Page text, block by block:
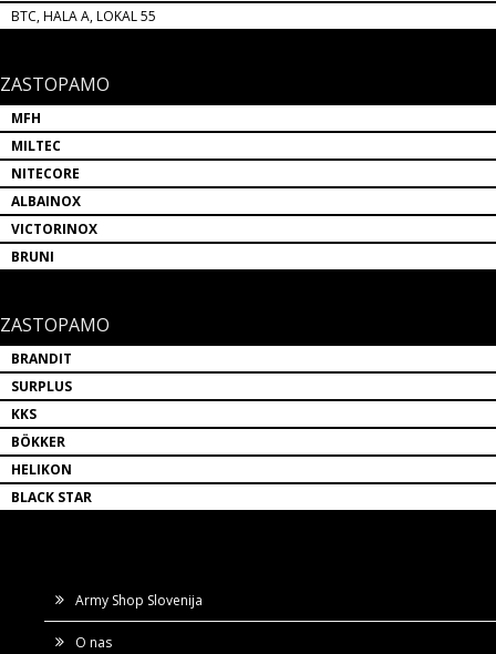
BTC, HALA A, LOKAL 55
ZASTOPAMO
MFH
MILTEC
NITECORE
ALBAINOX
VICTORINOX
BRUNI
ZASTOPAMO
BRANDIT
SURPLUS
KKS
BÖKKER
HELIKON
BLACK STAR
Army Shop Slovenija
O nas